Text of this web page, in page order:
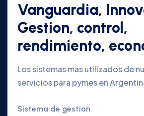
Vanguardia,
Gestion, control,
rendimiento,
Los sistemas mas utilizados de
servicios para pymes en
Sistema de gestion